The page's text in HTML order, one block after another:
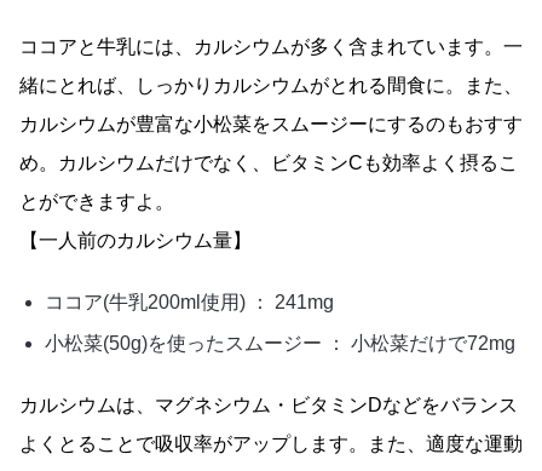
ココアと牛乳には、カルシウムが多く含まれています。一
緒にとれば、しっかりカルシウムがとれる間食に。また、
カルシウムが豊富な小松菜をスムージーにするのもおすす
め。カルシウムだけでなく、ビタミンCも効率よく摂るこ
とができますよ。
【一人前のカルシウム量】
ココア(牛乳200ml使用) ： 241mg
小松菜(50g)を使ったスムージー ： 小松菜だけで72mg
カルシウムは、マグネシウム・ビタミンDなどをバランス
よくとることで吸収率がアップします。また、適度な運動